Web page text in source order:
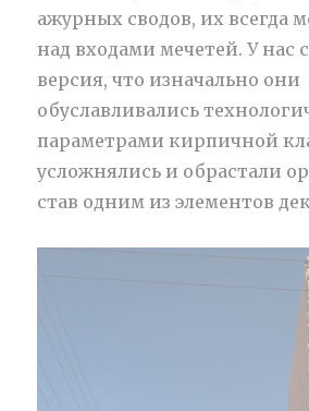
ажурных сводов, их всегда
над входами мечетей. У нас
версия, что изначально они
обуславливались
параметрами кирпичной
усложнялись и обрастали
став одним из элементов